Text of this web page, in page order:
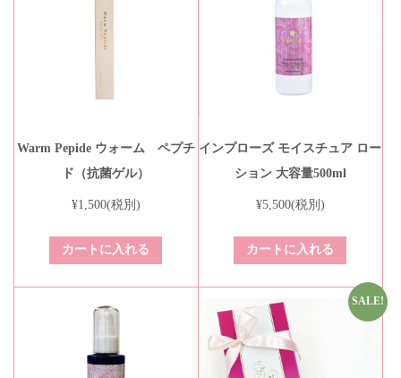
Warm Pepide ウォーム ペプチ
ド（抗菌ゲル）
¥1,500(税別)
カートに入れる
インプローズ モイスチュア ロー
ション 大容量500ml
¥5,500(税別)
カートに入れる
SALE!